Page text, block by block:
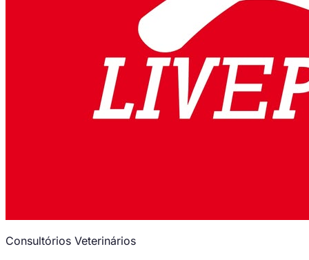
Consultórios Veterinários